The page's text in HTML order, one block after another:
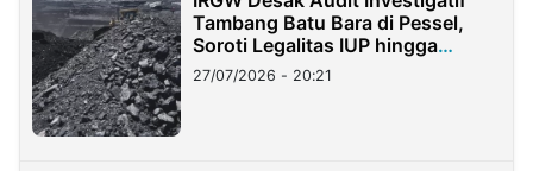
Tambang Batu Bara di Pessel,
Soroti Legalitas IUP hingga
Stockpile
27/07/2026 - 20:21